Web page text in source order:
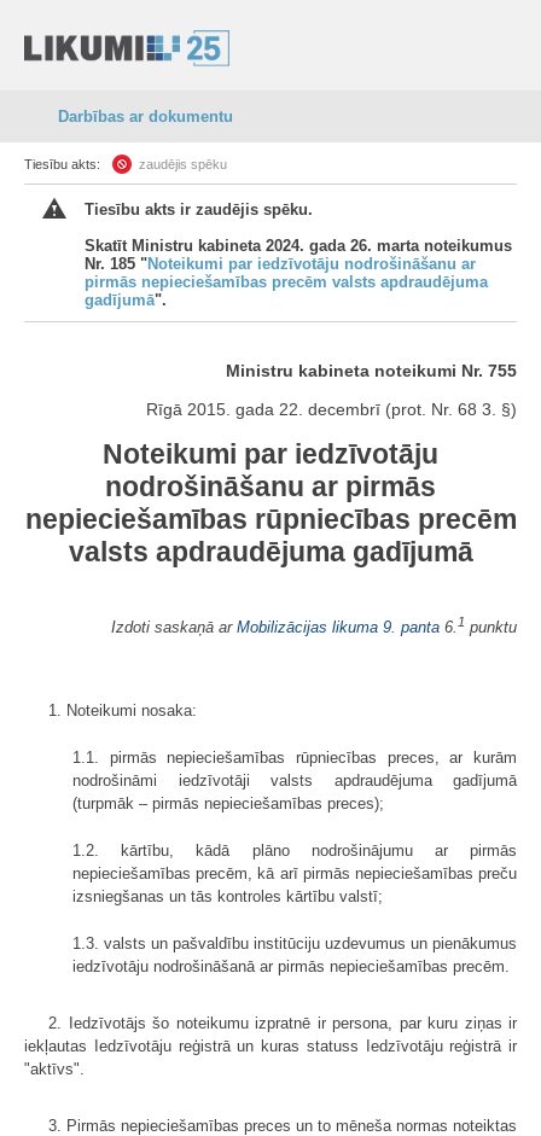
Darbības ar dokumentu
Tiesību akts: zaudējis spēku
Tiesību akts ir zaudējis spēku.
Skatīt Ministru kabineta 2024. gada 26. marta noteikumus
Nr. 185 "Noteikumi par iedzīvotāju nodrošināšanu ar
pirmās nepieciešamības precēm valsts apdraudējuma
gadījumā".
Ministru kabineta noteikumi Nr. 755
Rīgā 2015. gada 22. decembrī (prot. Nr. 68 3. §)
Noteikumi par iedzīvotāju
nodrošināšanu ar pirmās
nepieciešamības rūpniecības precēm
valsts apdraudējuma gadījumā
Izdoti saskaņā ar Mobilizācijas likuma 9. panta 6. 1 punktu
1. Noteikumi nosaka:
1.1. pirmās nepieciešamības rūpniecības preces, ar kurām
nodrošināmi iedzīvotāji valsts apdraudējuma gadījumā
(turpmāk – pirmās nepieciešamības preces);
1.2. kārtību, kādā plāno nodrošinājumu ar pirmās
nepieciešamības precēm, kā arī pirmās nepieciešamības preču
izsniegšanas un tās kontroles kārtību valstī;
1.3. valsts un pašvaldību institūciju uzdevumus un pienākumus
iedzīvotāju nodrošināšanā ar pirmās nepieciešamības precēm.
2. Iedzīvotājs šo noteikumu izpratnē ir persona, par kuru ziņas ir
iekļautas Iedzīvotāju reģistrā un kuras statuss Iedzīvotāju reģistrā ir
"aktīvs".
3. Pirmās nepieciešamības preces un to mēneša normas noteiktas